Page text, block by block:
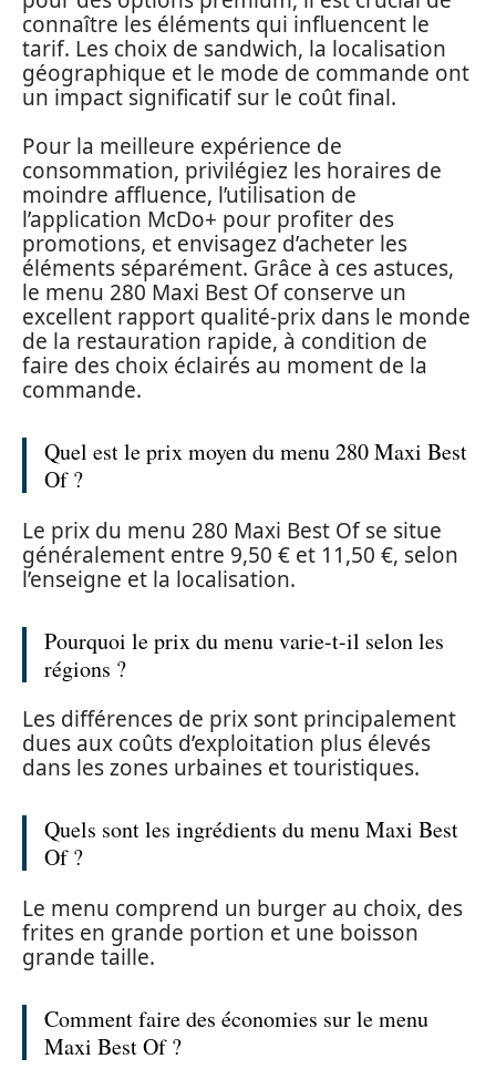
connaître les éléments qui influencent le
tarif. Les choix de sandwich, la localisation
géographique et le mode de commande ont
un impact significatif sur le coût final.
Pour la meilleure expérience de
consommation, privilégiez les horaires de
moindre affluence, l’utilisation de
l’application McDo+ pour profiter des
promotions, et envisagez d’acheter les
éléments séparément. Grâce à ces astuces,
le menu 280 Maxi Best Of conserve un
excellent rapport qualité-prix dans le monde
de la restauration rapide, à condition de
faire des choix éclairés au moment de la
commande.
Quel est le prix moyen du menu 280 Maxi Best
Of ?
Le prix du menu 280 Maxi Best Of se situe
généralement entre 9,50 € et 11,50 €, selon
l’enseigne et la localisation.
Pourquoi le prix du menu varie-t-il selon les
régions ?
Les différences de prix sont principalement
dues aux coûts d’exploitation plus élevés
dans les zones urbaines et touristiques.
Quels sont les ingrédients du menu Maxi Best
Of ?
Le menu comprend un burger au choix, des
frites en grande portion et une boisson
grande taille.
Comment faire des économies sur le menu
Maxi Best Of ?